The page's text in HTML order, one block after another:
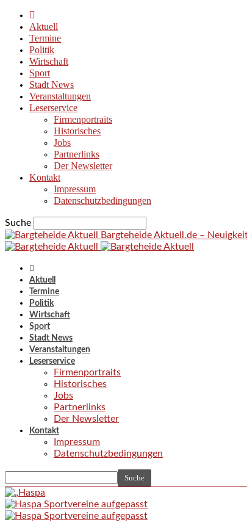
Aktuell
Termine
Politik
Wirtschaft
Sport
Stadt News
Veranstaltungen
Leserservice
Firmenportraits
Historisches
Jobs
Partnerlinks
Der Newsletter
Kontakt
Impressum
Datenschutzbedingungen
Suche
Bargteheide Aktuell.de –
Aktuell
Termine
Politik
Wirtschaft
Sport
Stadt News
Veranstaltungen
Leserservice
Firmenportraits
Historisches
Jobs
Partnerlinks
Der Newsletter
Kontakt
Impressum
Datenschutzbedingungen